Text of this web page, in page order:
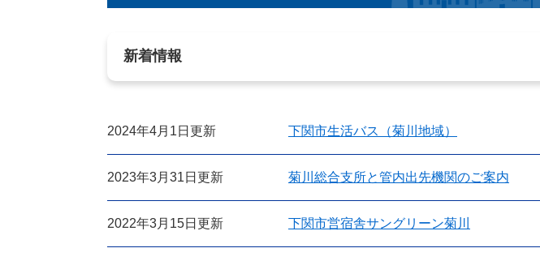
新着情報
2024年4月1日更新 下関市生活バス（菊川地域）
2023年3月31日更新 菊川総合支所と管内出先機関のご案内
2022年3月15日更新 下関市営宿舎サングリーン菊川